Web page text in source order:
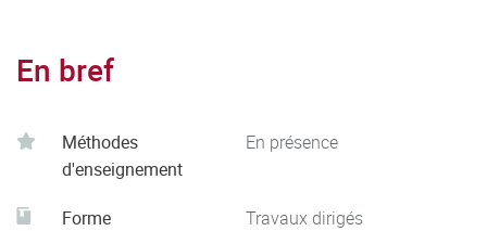
En bref
Méthodes
d'enseignement
En présence
Forme
Travaux dirigés